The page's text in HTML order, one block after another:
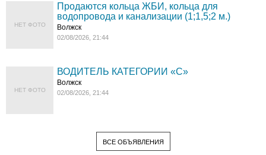
НЕТ ФОТО
Продаются кольца ЖБИ, кольца для
водопровода и канализации (1;1,5;2 м.)
Волжск
02/08/2026, 21:44
НЕТ ФОТО
ВОДИТЕЛЬ КАТЕГОРИИ «C»
Волжск
02/08/2026, 21:44
ВСЕ ОБЪЯВЛЕНИЯ